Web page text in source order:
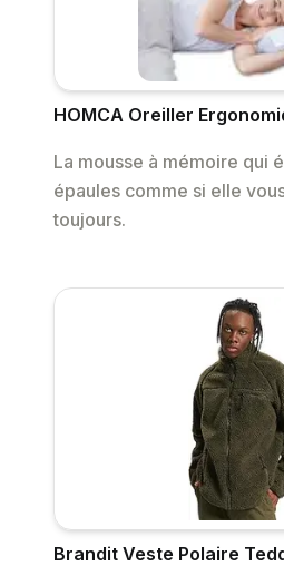
HOMCA Oreiller
La mousse à mémoire qui
épaules comme si elle
toujours.
Brandit Veste Polaire